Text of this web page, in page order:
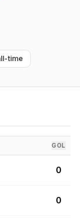
time
GOL
0
0